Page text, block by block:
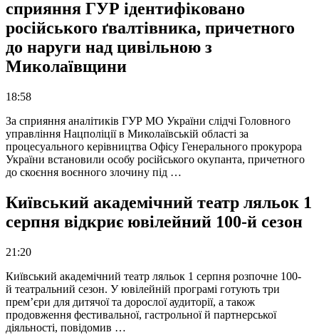
сприяння ГУР ідентифіковано
російського ґвалтівника, причетного
до наруги над цивільною з
Миколаївщини
18:58
За сприяння аналітиків ГУР МО України слідчі Головного
управління Нацполіції в Миколаївській області за
процесуального керівництва Офісу Генерального прокурора
України встановили особу російського окупанта, причетного
до скоєння воєнного злочину під …
Київський академічний театр ляльок 1
серпня відкриє ювілейний 100-й сезон
21:20
Київський академічний театр ляльок 1 серпня розпочне 100-
й театральний сезон. У ювілейній програмі готують три
прем’єри для дитячої та дорослої аудиторії, а також
продовження фестивальної, гастрольної й партнерської
діяльності, повідомив …